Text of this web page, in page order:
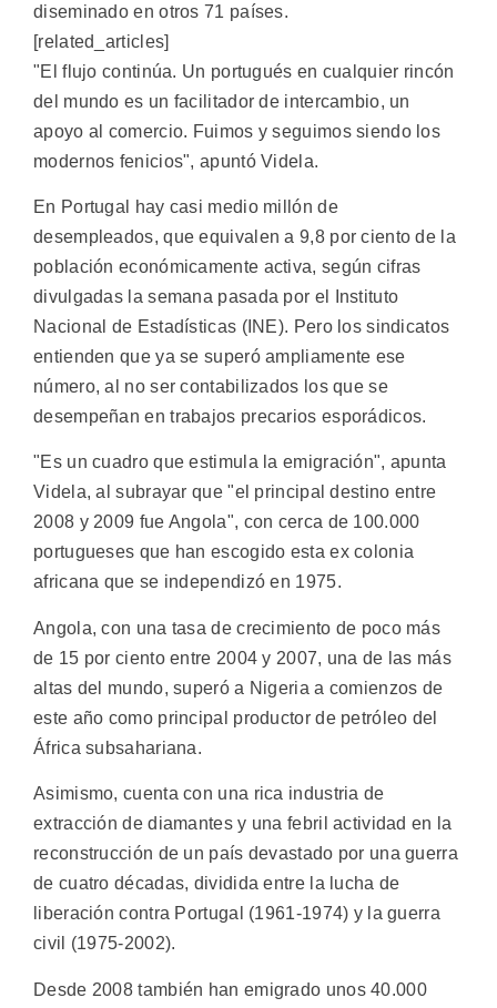
diseminado en otros 71 países.
[related_articles]
"El flujo continúa. Un portugués en cualquier rincón
del mundo es un facilitador de intercambio, un
apoyo al comercio. Fuimos y seguimos siendo los
modernos fenicios", apuntó Videla.
En Portugal hay casi medio millón de
desempleados, que equivalen a 9,8 por ciento de la
población económicamente activa, según cifras
divulgadas la semana pasada por el Instituto
Nacional de Estadísticas (INE). Pero los sindicatos
entienden que ya se superó ampliamente ese
número, al no ser contabilizados los que se
desempeñan en trabajos precarios esporádicos.
"Es un cuadro que estimula la emigración", apunta
Videla, al subrayar que "el principal destino entre
2008 y 2009 fue Angola", con cerca de 100.000
portugueses que han escogido esta ex colonia
africana que se independizó en 1975.
Angola, con una tasa de crecimiento de poco más
de 15 por ciento entre 2004 y 2007, una de las más
altas del mundo, superó a Nigeria a comienzos de
este año como principal productor de petróleo del
África subsahariana.
Asimismo, cuenta con una rica industria de
extracción de diamantes y una febril actividad en la
reconstrucción de un país devastado por una guerra
de cuatro décadas, dividida entre la lucha de
liberación contra Portugal (1961-1974) y la guerra
civil (1975-2002).
Desde 2008 también han emigrado unos 40.000